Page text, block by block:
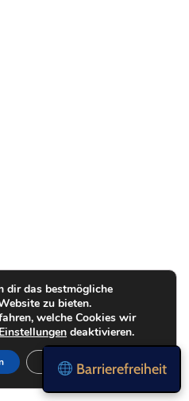
Barrierefreiheit
dir das bestmögliche
zu bieten.
welche Cookies wir
Einstellungen deaktivieren.
Einstellungen